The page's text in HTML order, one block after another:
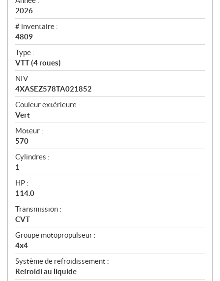
2026
# inventaire :
4809
Type :
VTT (4 roues)
NIV :
4XASEZ578TA021852
Couleur extérieure :
Vert
Moteur :
570
Cylindres :
1
HP :
114.0
Transmission :
CVT
Groupe motopropulseur :
4x4
Système de refroidissement :
Refroidi au liquide